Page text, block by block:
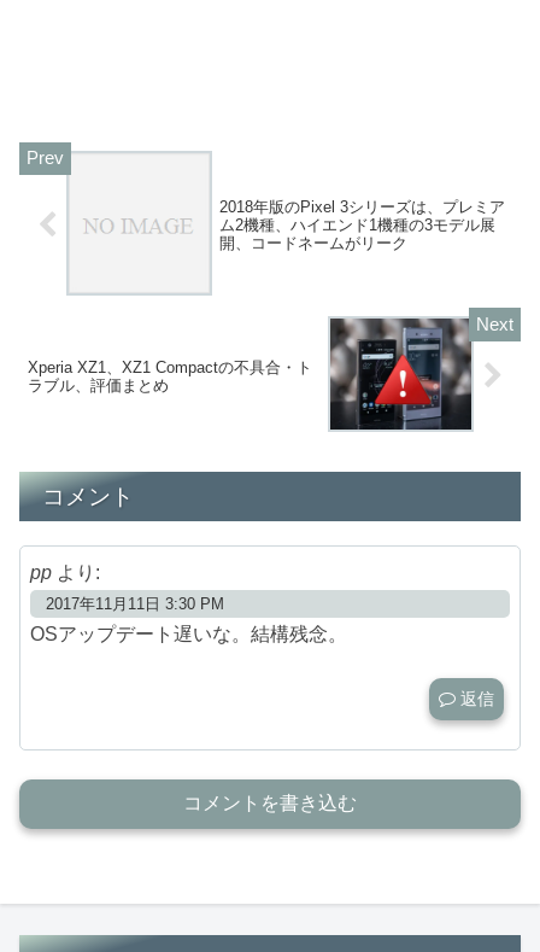
2018年版のPixel 3シリーズは、プレミア
ム2機種、ハイエンド1機種の3モデル展
開、コードネームがリーク
Xperia XZ1、XZ1 Compactの不具合・ト
ラブル、評価まとめ
コメント
pp より:
2017年11月11日 3:30 PM
OSアップデート遅いな。結構残念。
返信
コメントを書き込む